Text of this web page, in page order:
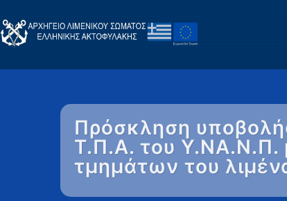
Πρόσκληση
Τ.Π.Α. του Υ.ΝΑ.Ν.Π.
τμημάτων του